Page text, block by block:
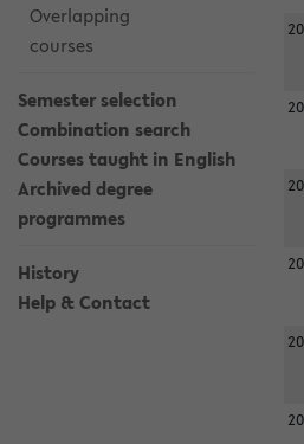
Overlapping
courses
Semester selection
Combination search
Courses taught in English
Archived degree
programmes
History
Help & Contact